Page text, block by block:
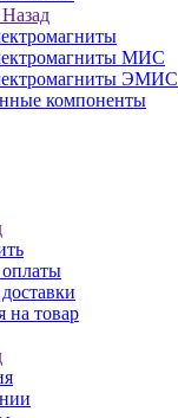
Назад
МИС
ЭМИС
компоненты
на товар